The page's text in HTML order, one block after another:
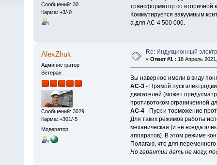
Сообщений: 30
Карма: +3/-0
трансформатор со вторичной
Коммутируется вакуумным
а для АС-4 500 000.
AlexZhuk
Администратор
Ветеран
Сообщений: 3029
Карма: +301/-5
Модератор
Re: Индукционный
« Ответ #1 : 18 Апрель
Вы наверное имели в виду
АС-3- Прямой пуск
двигателей (может
противотоком ограниченной
АС-4- Пуск и торможение
Для таких режимов работы
механическая (и не всегда
аппаратов). В этом режиме
Полагаю, что для
Но гарантии дать не могу,